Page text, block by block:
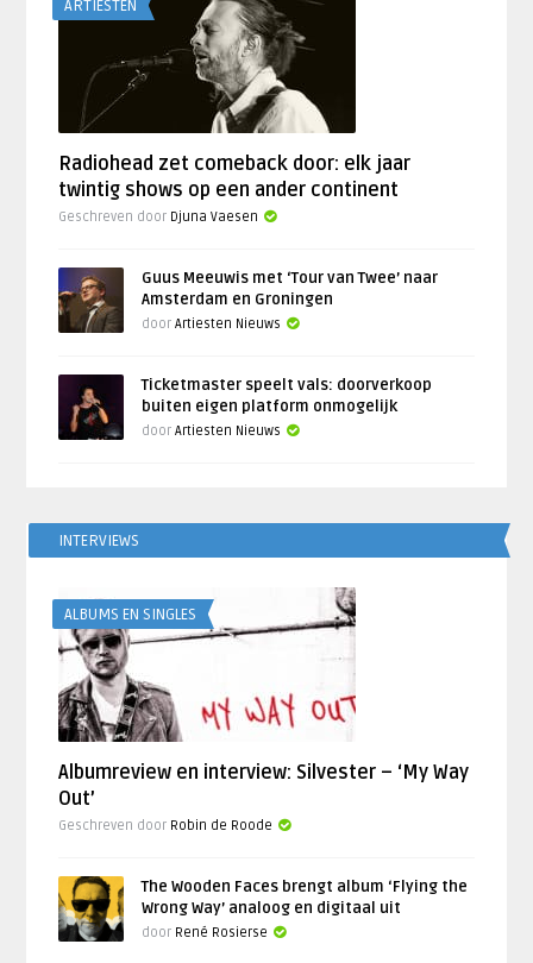
ARTIESTEN
Radiohead zet comeback door: elk jaar
twintig shows op een ander continent
Geschreven door Djuna Vaesen
Guus Meeuwis met ‘Tour van Twee’ naar
Amsterdam en Groningen
doorArtiesten Nieuws
Ticketmaster speelt vals: doorverkoop
buiten eigen platform onmogelijk
doorArtiesten Nieuws
INTERVIEWS
ALBUMS EN SINGLES
Albumreview en interview: Silvester – ‘My Way
Out’
Geschreven door Robin de Roode
The Wooden Faces brengt album ‘Flying the
Wrong Way’ analoog en digitaal uit
door René Rosierse